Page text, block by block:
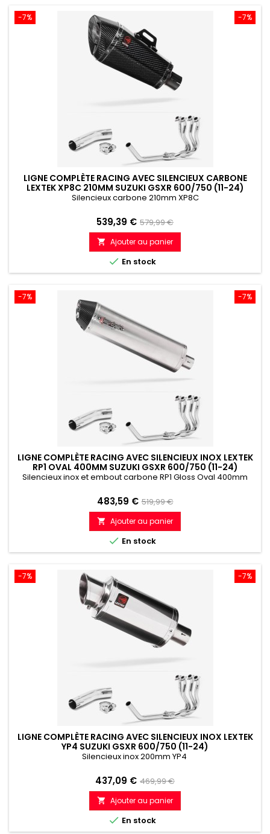
-7%
-7%
LIGNE COMPLÈTE RACING AVEC SILENCIEUX CARBONE
LEXTEK XP8C 210MM SUZUKI GSXR 600/750 (11-24)
Silencieux carbone 210mm XP8C
Prix
539,39 € Prix
de
référence
579,99 €
 Ajouter au panier
 En stock
-7%
-7%
LIGNE COMPLÈTE RACING AVEC SILENCIEUX INOX LEXTEK
RP1 OVAL 400MM SUZUKI GSXR 600/750 (11-24)
Silencieux inox et embout carbone RP1 Gloss Oval 400mm
Prix
483,59 € Prix
de
référence
519,99 €
 Ajouter au panier
 En stock
-7%
-7%
LIGNE COMPLÈTE RACING AVEC SILENCIEUX INOX LEXTEK
YP4 SUZUKI GSXR 600/750 (11-24)
Silencieux inox 200mm YP4
Prix
437,09 € Prix
de
référence
469,99 €
 Ajouter au panier
 En stock